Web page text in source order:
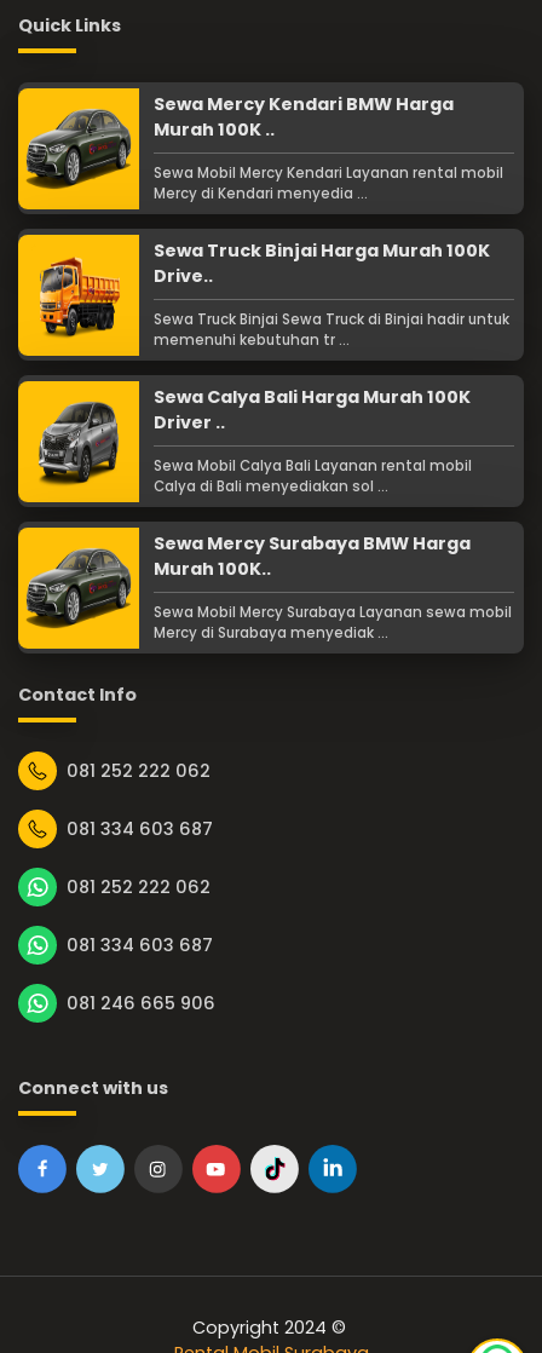
Quick Links
Sewa Mercy Kendari BMW Harga
Murah 100K ..
Sewa Mobil Mercy Kendari Layanan rental mobil
Mercy di Kendari menyedia ...
Sewa Truck Binjai Harga Murah 100K
Drive..
Sewa Truck Binjai Sewa Truck di Binjai hadir untuk
memenuhi kebutuhan tr ...
Sewa Calya Bali Harga Murah 100K
Driver ..
Sewa Mobil Calya Bali Layanan rental mobil
Calya di Bali menyediakan sol ...
Sewa Mercy Surabaya BMW Harga
Murah 100K..
Sewa Mobil Mercy Surabaya Layanan sewa mobil
Mercy di Surabaya menyediak ...
Contact Info
081 252 222 062
081 334 603 687
081 252 222 062
081 334 603 687
081 246 665 906
Connect with us
Copyright 2024 ©